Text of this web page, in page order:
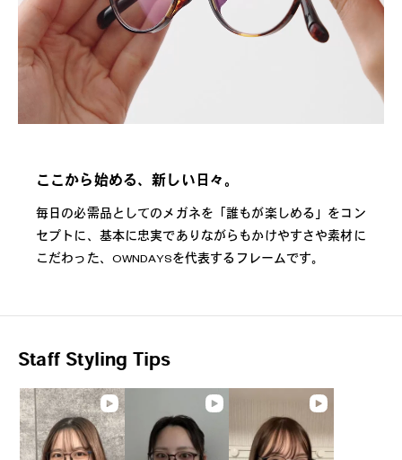
ここから始める、新しい日々。
毎日の必需品としてのメガネを「誰もが楽しめる」をコン
セプトに、基本に忠実でありながらもかけやすさや素材に
こだわった、OWNDAYSを代表するフレームです。
Staff Styling Tips